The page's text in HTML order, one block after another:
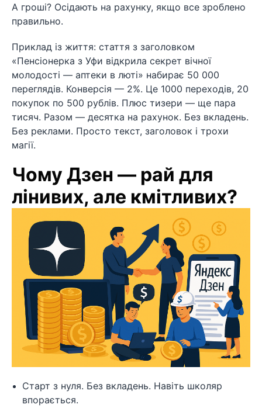
А гроші? Осідають на рахунку, якщо все зроблено
правильно.
Приклад із життя: стаття з заголовком
«Пенсіонерка з Уфи відкрила секрет вічної
молодості — аптеки в люті» набирає 50 000
переглядів. Конверсія — 2%. Це 1000 переходів, 20
покупок по 500 рублів. Плюс тизери — ще пара
тисяч. Разом — десятка на рахунок. Без вкладень.
Без реклами. Просто текст, заголовок і трохи
магії.
Чому Дзен — рай для
лінивих, але кмітливих?
Старт з нуля. Без вкладень. Навіть школяр
впорається.